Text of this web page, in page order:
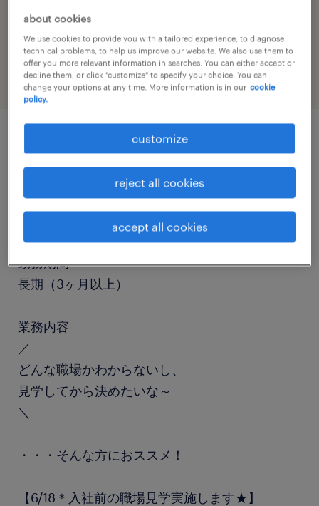
job category
engineering
job details
職種
勤務期間
長期（3ヶ月以上）
業務内容
／
どんな職場かわからないし、
見学してから決めたいな～
＼
・・・そんな方におススメ！
【6/18＊入社前の職場見学実施します★】
about cookies
We use cookies to provide you with a tailored experience, to diagnose
technical problems, to help us improve our website. We also use them to
offer you more relevant information in searches. You can either accept or
decline them, or click "customize" to specify your choice. You can
change your options at any time. More information is in our cookie
policy.
customize
reject all cookies
accept all cookies